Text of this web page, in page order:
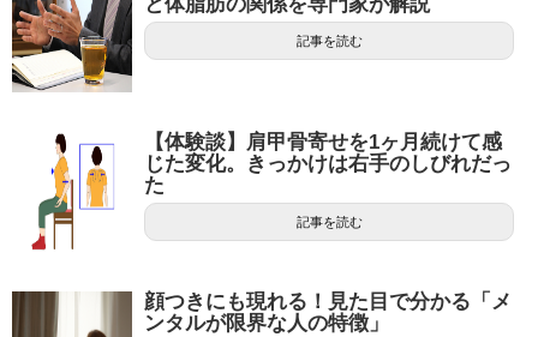
と体脂肪の関係を専門家が解説
記事を読む
【体験談】肩甲骨寄せを1ヶ月続けて感
じた変化。きっかけは右手のしびれだっ
た
記事を読む
顔つきにも現れる！見た目で分かる「メ
ンタルが限界な人の特徴」